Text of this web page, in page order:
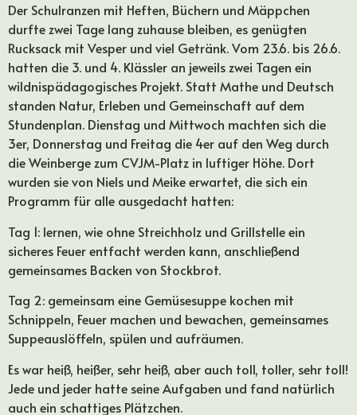
Der Schulranzen mit Heften, Büchern und Mäppchen
durfte zwei Tage lang zuhause bleiben, es genügten
Rucksack mit Vesper und viel Getränk. Vom 23.6. bis 26.6.
hatten die 3. und 4. Klässler an jeweils zwei Tagen ein
wildnispädagogisches Projekt. Statt Mathe und Deutsch
standen Natur, Erleben und Gemeinschaft auf dem
Stundenplan. Dienstag und Mittwoch machten sich die
3er, Donnerstag und Freitag die 4er auf den Weg durch
die Weinberge zum CVJM-Platz in luftiger Höhe. Dort
wurden sie von Niels und Meike erwartet, die sich ein
Programm für alle ausgedacht hatten:
Tag 1: lernen, wie ohne Streichholz und Grillstelle ein
sicheres Feuer entfacht werden kann, anschließend
gemeinsames Backen von Stockbrot.
Tag 2: gemeinsam eine Gemüsesuppe kochen mit
Schnippeln, Feuer machen und bewachen, gemeinsames
Suppeauslöffeln, spülen und aufräumen.
Es war heiß, heißer, sehr heiß, aber auch toll, toller, sehr toll!
Jede und jeder hatte seine Aufgaben und fand natürlich
auch ein schattiges Plätzchen.